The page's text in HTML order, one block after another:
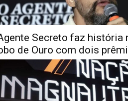
Secreto faz história
de Ouro com dois